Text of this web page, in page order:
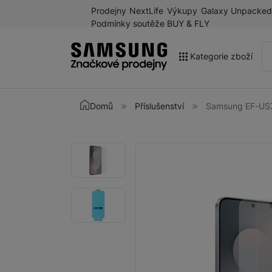
Prodejny NextLife Výkupy Galaxy Unpacked
Podmínky soutěže BUY & FLY
Kategorie zboží
Akce
novinky léta 2026
Mobilní telefony
Tablety
Domů Příslušenství Samsung EF-
Fotografie